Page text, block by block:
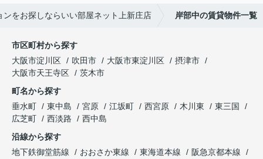
をお探しならいい部屋ネット上新庄店 岸部中の賃貸物件一覧
市区町村から探す
大阪市淀川区
吹田市 大阪市東淀川区
摂津市
大阪市天王寺区
茨木市
町名から探す
垂水町
東中島 宮原 江坂町 西宮原 木川東
東三国
広芝町
西淡路
西中島
沿線から探す
地下鉄御堂筋線
おおさか東線 東海道本線
阪急京都本線